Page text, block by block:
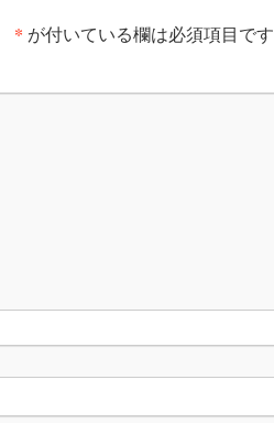
* が付いている欄は必須項目です